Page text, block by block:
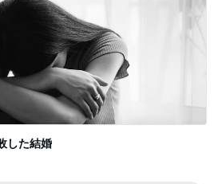
記事を読む
材日だったことを報告
クス 1日前